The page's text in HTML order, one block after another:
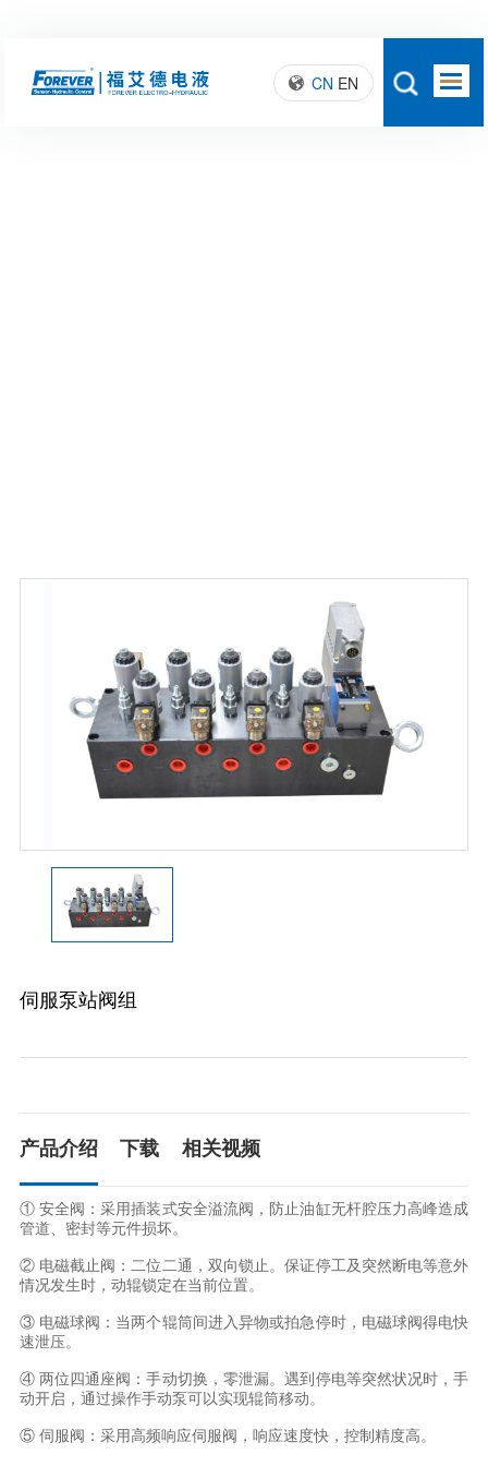
CN EN
伺服泵站阀组
产品介绍 下载 相关视频
① 安全阀：采用插装式安全溢流阀，防止油缸无杆腔压力高峰造成
管道、密封等元件损坏。
② 电磁截止阀：二位二通，双向锁止。保证停工及突然断电等意外
情况发生时，动辊锁定在当前位置。
③ 电磁球阀：当两个辊筒间进入异物或拍急停时，电磁球阀得电快
速泄压。
④ 两位四通座阀：手动切换，零泄漏。遇到停电等突然状况时，手
动开启，通过操作手动泵可以实现辊筒移动。
⑤ 伺服阀：采用高频响应伺服阀，响应速度快，控制精度高。